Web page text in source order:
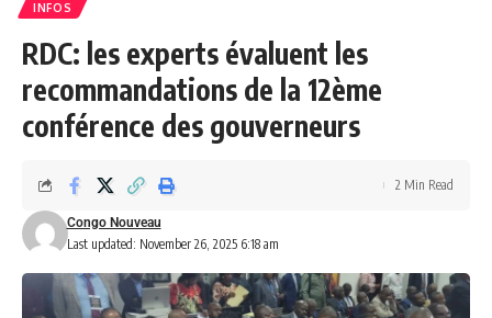
INFOS
RDC: les experts évaluent les
recommandations de la 12ème
conférence des gouverneurs
Last updated: November 26, 2025 6:18 am
Congo Nouveau
2 Min Read